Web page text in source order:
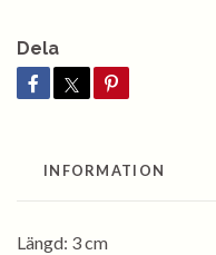
Dela
INFORMATION
Längd: 3 cm